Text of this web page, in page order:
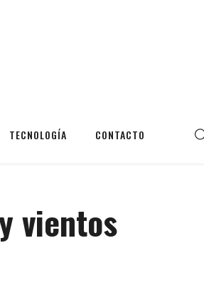
TECNOLOGÍA CONTACTO
vientos